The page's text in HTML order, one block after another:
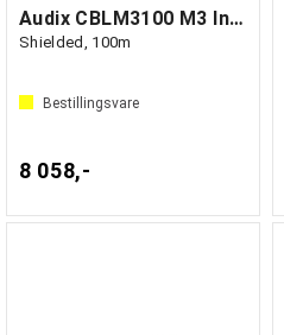
Audix CBLM3100 M3 Interface cable
Shielded, 100m
Bestillingsvare
8 058,-